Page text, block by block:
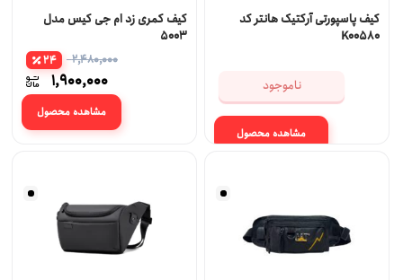
کیف پاسپورتی آرکتیک هانتر کد
K00580
ناموجود
مشاهده محصول
کیف کمری زد ام جی کیس مدل
5003
2,480,000
1,900,000
24
مشاهده محصول